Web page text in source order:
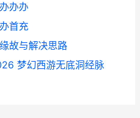
办办
首充
故与解决思路
梦幻西游无底洞经脉